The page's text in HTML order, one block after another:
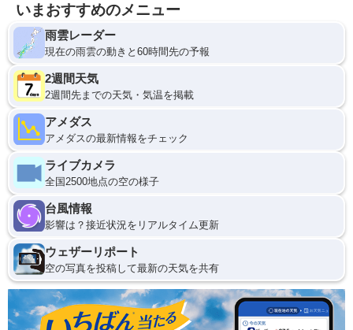
いまおすすめのメニュー
雨雲レーダー
現在の雨雲の動きと60時間先の予報
2週間天気
2週間先までの天気・気温を掲載
アメダス
アメダスの最新情報をチェック
ライブカメラ
全国2500地点の空の様子
台風情報
影響は？接近状況をリアルタイム更新
ウェザーリポート
空の写真を投稿して最新の天気を共有